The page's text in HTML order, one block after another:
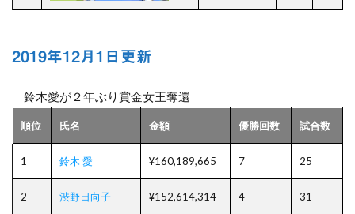
2019年12月1日更新
鈴木愛が２年ぶり賞金女王奪還
順位 氏名 金額 優勝回数 試合数
1 鈴木 愛 ¥160,189,665 7 25
2 渋野日向子 ¥152,614,314 4 31